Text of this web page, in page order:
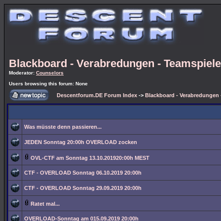
Blackboard - Verabredungen - Teamspiele
Moderator: Counselors
Users browsing this forum: None
Descentforum.DE Forum Index -> Blackboard - Verabredungen
Was müsste denn passieren...
JEDEN Sonntag 20:00h OVERLOAD zocken
OVL-CTF am Sonntag 13.10.201920:00h MEST
CTF - OVERLOAD Sonntag 06.10.2019 20:00h
CTF - OVERLOAD Sonntag 29.09.2019 20:00h
Ratet mal...
OVERLOAD-Sonntag am 015.09.2019 20:00h